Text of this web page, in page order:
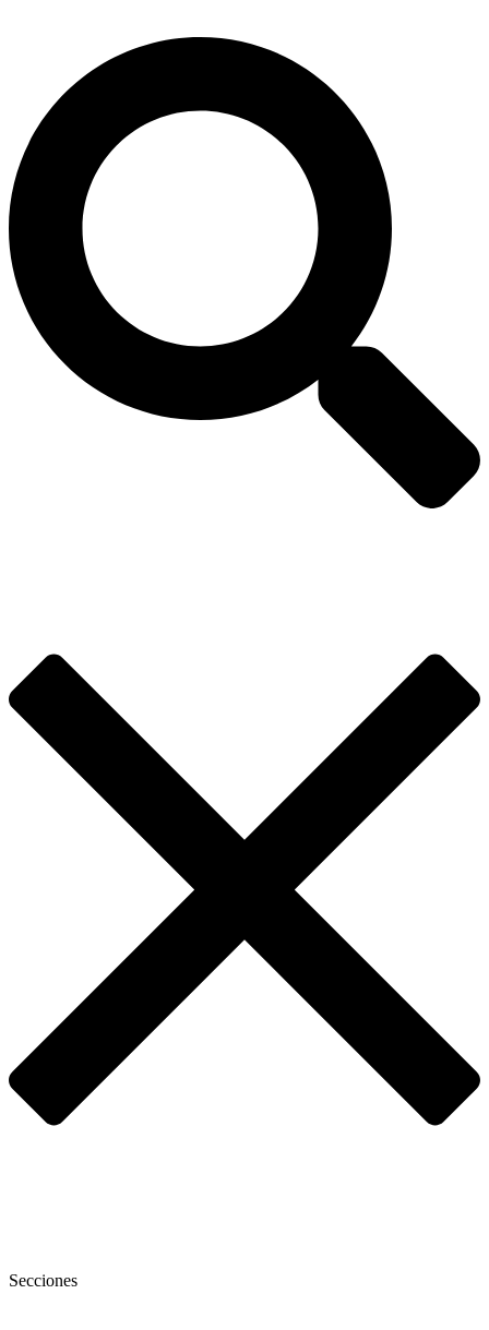
Secciones